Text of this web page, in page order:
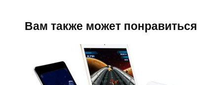
Вам также может понравиться